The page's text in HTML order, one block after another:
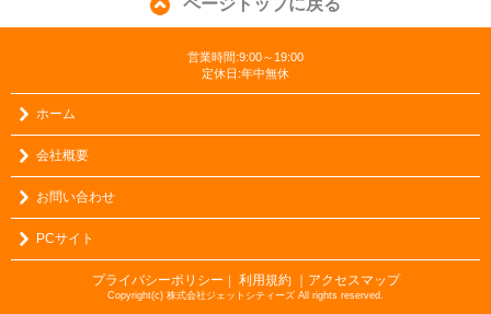
営業時間:9:00～19:00
定休日:年中無休
ホーム
会社概要
お問い合わせ
PCサイト
プライバシーポリシー ｜ 利用規約 ｜アクセスマップ
Copyright(c) 株式会社ジェットシティーズ All rights reserved.